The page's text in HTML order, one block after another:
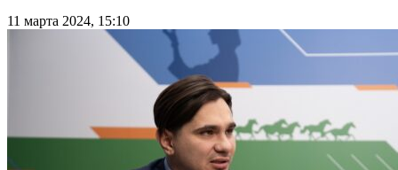
11 марта 2024, 15:10